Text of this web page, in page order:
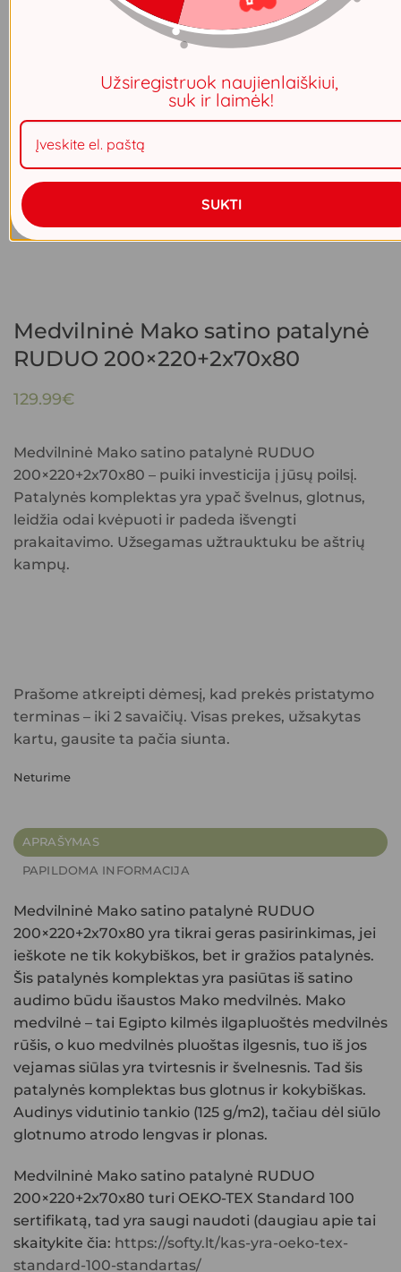
Medvilninė Mako satino patalynė
RUDUO 200×220+2x70x80
129.99€
Medvilninė Mako satino patalynė RUDUO
200×220+2x70x80 – puiki investicija į jūsų poilsį.
Patalynės komplektas yra ypač švelnus, glotnus,
leidžia odai kvėpuoti ir padeda išvengti
prakaitavimo. Užsegamas užtrauktuku be aštrių
kampų.
Prašome atkreipti dėmesį, kad prekės pristatymo
terminas – iki 2 savaičių. Visas prekes, užsakytas
kartu, gausite ta pačia siunta.
Neturime
APRAŠYMAS
PAPILDOMA INFORMACIJA
Medvilninė Mako satino patalynė RUDUO
200×220+2x70x80 yra tikrai geras pasirinkimas, jei
ieškote ne tik kokybiškos, bet ir gražios patalynės.
Šis patalynės komplektas yra pasiūtas iš satino
audimo būdu išaustos Mako medvilnės. Mako
medvilnė – tai Egipto kilmės ilgapluoštės medvilnės
rūšis, o kuo medvilnės pluoštas ilgesnis, tuo iš jos
vejamas siūlas yra tvirtesnis ir švelnesnis. Tad šis
patalynės komplektas bus glotnus ir kokybiškas.
Audinys vidutinio tankio (125 g/m2), tačiau dėl siūlo
glotnumo atrodo lengvas ir plonas.
Medvilninė Mako satino patalynė RUDUO
200×220+2x70x80 turi OEKO-TEX Standard 100
sertifikatą, tad yra saugi naudoti (daugiau apie tai
skaitykite čia: https://softy.lt/kas-yra-oeko-tex-
standard-100-standartas/
Užsiregistruok naujienlaiškiui,
suk ir laimėk!
SUKTI